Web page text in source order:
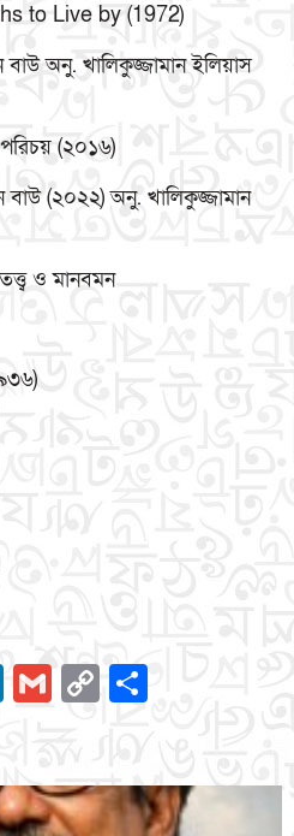
to Live by (1972)
অনু. খালিকুজ্জামান ইলিয়াস
(২০১৬)
বাউ (২০২২) অনু. খালিকুজ্জামান
ও মানবমন
LinkedIn
Gmail
Copy